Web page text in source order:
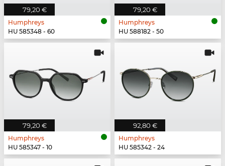
79,20 €
Humphreys
HU 585348 - 60
79,20 €
Humphreys
HU 588182 - 50
79,20 €
Humphreys
HU 585347 - 10
92,80 €
Humphreys
HU 585342 - 24